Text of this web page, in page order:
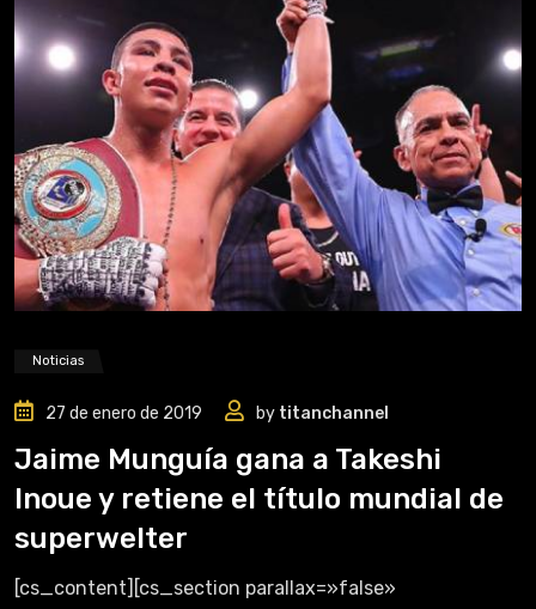
Noticias
27 de enero de 2019 by titanchannel
Jaime Munguía gana a Takeshi
Inoue y retiene el título mundial de
superwelter
[cs_content][cs_section parallax=»false»